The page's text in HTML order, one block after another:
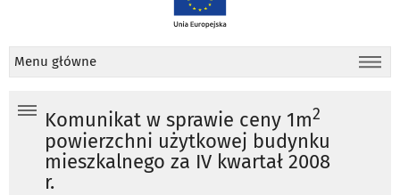
Menu główne
Komunikat w sprawie ceny 1m2
powierzchni użytkowej budynku
mieszkalnego za IV kwartał 2008
r.